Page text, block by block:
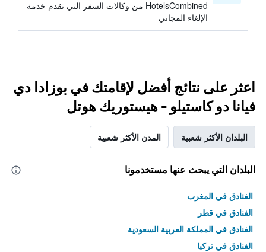
HotelsCombined من وكالات السفر التي تقدم خدمة
الإلغاء المجاني
اعثر على نتائج أفضل لإقامتك في بوزادا دي
فيانا دو كاستيلو - هيستوريك هوتل
البلدان الأكثر شعبية المدن الأكثر شعبية
البلدان التي يبحث عنها مستخدمونا
الفنادق في المغرب
الفنادق في قطر
الفنادق في المملكة العربية السعودية
الفنادق في تركيا